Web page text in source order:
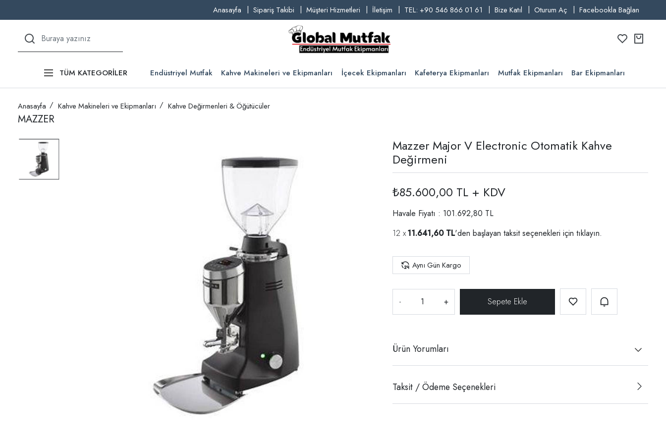
Anasayfa Sipariş Takibi Müşteri Hizmetleri İletişim TEL: +90 546 866 01 61 Bize Katıl Oturum Aç Facebookla Bağlan
TÜM KATEGORİLER Endüstriyel Mutfak Kahve Makineleri ve Ekipmanları İçecek Ekipmanları Kafeterya Ekipmanları Mutfak Ekipmanları Bar Ekipmanları
Anasayfa Kahve Makineleri ve Ekipmanları Kahve Değirmenleri & Öğütücüler
MAZZER
Mazzer Major V Electronic Otomatik Kahve
Değirmeni
₺85.600,00 TL + KDV
Havale Fiyatı : 101.692,80 TL
11.641,60 TL'den başlayan taksit seçenekleri için tıklayın.
Aynı Gün Kargo
- +
Ürün Yorumları
Taksit / Ödeme Seçenekleri